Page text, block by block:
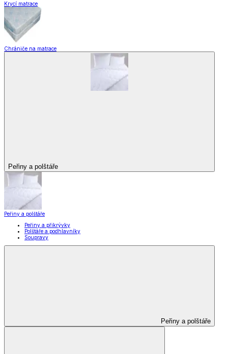
Krycí matrace
Chrániče na matrace
Peřiny a polštáře
Peřiny a polštáře
Peřiny a přikrývky
Polštáře a podhlavníky
Soupravy
Peřiny a polštáře